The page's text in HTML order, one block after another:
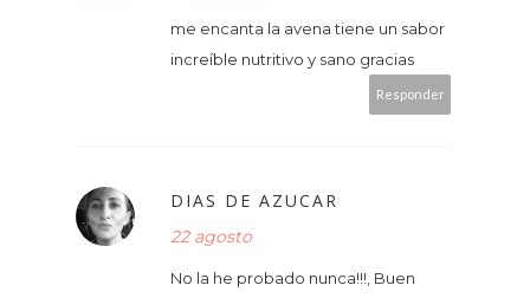
me encanta la avena tiene un sabor
increíble nutritivo y sano gracias
Responder
DIAS DE AZUCAR
22 agosto
No la he probado nunca!!!, Buen